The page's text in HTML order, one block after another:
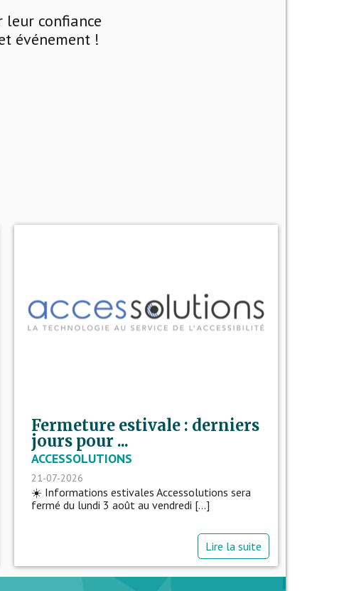
leur confiance
événement !
Fermeture estivale : derniers
jours pour ...
ACCESSOLUTIONS
21-07-2026
☀️ Informations estivales Accessolutions sera
fermé du lundi 3 août au vendredi [...]
Lire la suite